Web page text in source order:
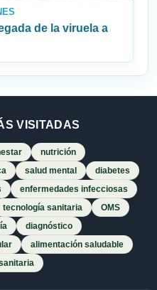
de la viruela a
VISITADAS
nutrición
salud mental
diabetes
enfermedades infecciosas
tecnología sanitaria
OMS
diagnóstico
alimentación saludable